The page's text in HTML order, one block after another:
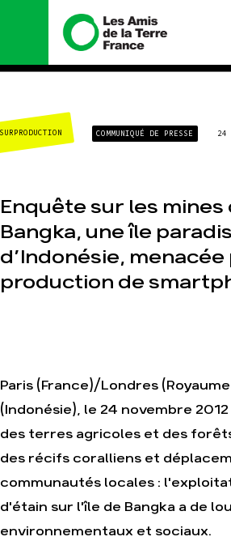
Nous connaître
Histoire
Valeurs
Équipes et
fonctionnement
Le réseau dans le
monde
la
Agir
Faire un don
S'engager sur le
terrain
Agir au quotidien
Soutenir les
campagnes
Transmettre tout ou
SURPRODUCTION COMMUNIQUÉ DE PRESSE 24
Enquête sur les mines
Bangka, une île
d’Indonésie, menacée
production de
Paris (France)/Londres
(Indonésie), le 24 novembre
des terres agricoles et des
des récifs coralliens et
communautés locales :
d'étain sur l'île de Bangka a de
environnementaux et sociaux.